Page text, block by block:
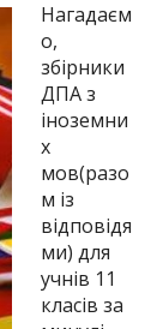
Нагадаєм
о,
збірники
ДПА з
іноземни
х
мов(разо
м із
відповідя
ми) для
учнів 11
класів за